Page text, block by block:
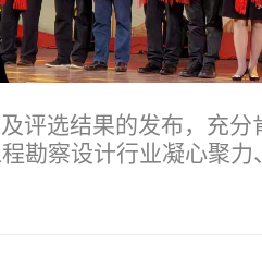
评选结果的发布，充
勘察设计行业凝心聚